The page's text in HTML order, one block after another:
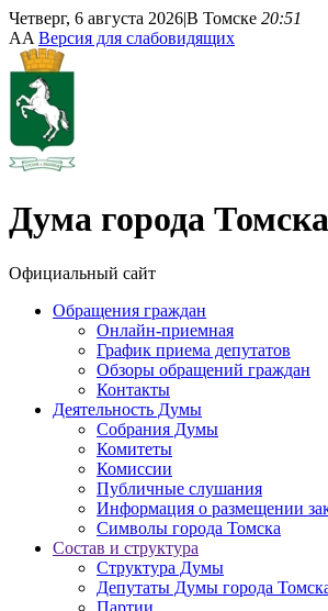
Четверг, 6 августа 2026|В Томске 20:51
AA Версия для слабовидящих
Дума города Томска
Официальный сайт
Обращения граждан
Онлайн-приемная
График приема депутатов
Обзоры обращений граждан
Контакты
Деятельность Думы
Собрания Думы
Комитеты
Комиссии
Публичные слушания
Информация о размещении
Символы города Томска
Состав и структура
Структура Думы
Депутаты Думы города
Партии